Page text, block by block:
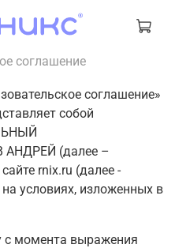
соглашение
соглашение»
собой
(далее –
rnix.ru (далее -
условиях, изложенных в
с момента выражения